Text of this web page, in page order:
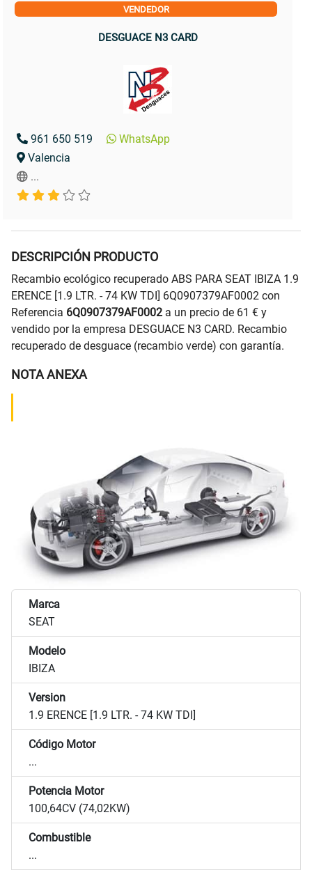
VENDEDOR
DESGUACE N3 CARD
961 650 519
WhatsApp
Valencia
...
DESCRIPCIÓN PRODUCTO
Recambio ecológico recuperado ABS PARA SEAT IBIZA 1.9
ERENCE [1.9 LTR. - 74 KW TDI] 6Q0907379AF0002 con
Referencia 6Q0907379AF0002 a un precio de 61 € y
vendido por la empresa DESGUACE N3 CARD. Recambio
recuperado de desguace (recambio verde) con garantía.
NOTA ANEXA
Marca
SEAT
Modelo
IBIZA
Version
1.9 ERENCE [1.9 LTR. - 74 KW TDI]
Código Motor
...
Potencia Motor
100,64CV (74,02KW)
Combustible
...